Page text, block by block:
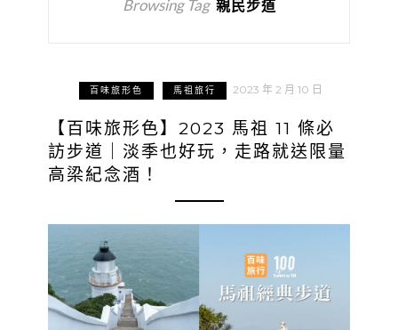
Browsing Tag 親民步道
百味旅形色 馬祖旅行 2023 年 2 月 10 日
【百味旅形色】2023 馬祖 11 條必
訪步道｜淡季也好玩，走路就送限量
高梁紀念酒！